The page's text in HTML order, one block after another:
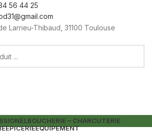
56 44 25
Larrieu-Thibaud, 31100 Toulouse
BOUCHERIE – CHARCUTERIE
EPICERIEEQUIPEMENT